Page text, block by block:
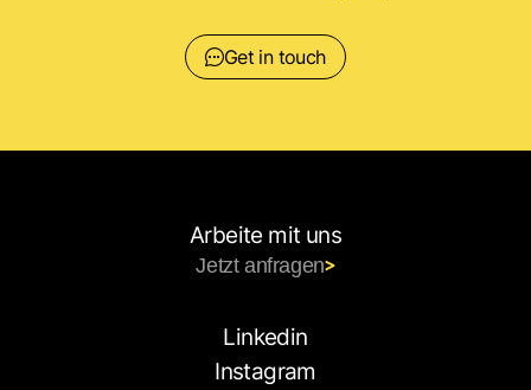
Get in touch
Arbeite mit uns
Jetzt anfragen
Linkedin
Instagram